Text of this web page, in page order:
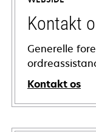
Kontakt
Generelle
Kontakt os